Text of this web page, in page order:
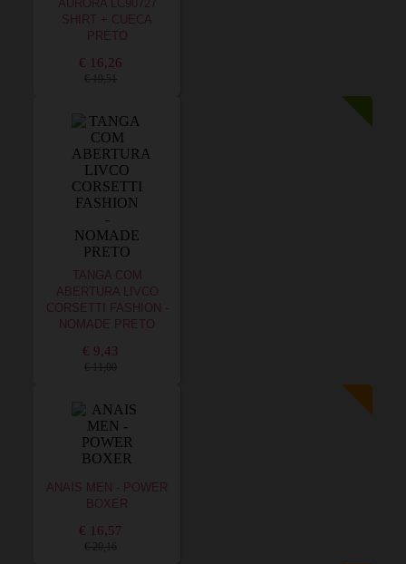
AURORA LC90727
SHIRT + CUECA
PRETO
€ 16,26
€ 19,51
TANGA COM
ABERTURA LIVCO
CORSETTI FASHION -
NOMADE PRETO
€ 9,43
€ 11,00
ANAIS MEN - POWER
BOXER
€ 16,57
€ 20,16